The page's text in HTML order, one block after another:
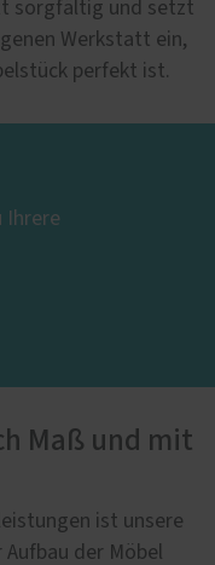
sorgfältig und setzt
Werkstatt ein,
perfekt ist.
Ihrere
Maß und mit
ist unsere
der Möbel